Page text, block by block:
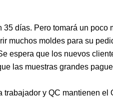
días. Pero tomará un poco
muchos moldes para su
espera que los nuevos
las muestras grandes
trabajador y QC mantienen el